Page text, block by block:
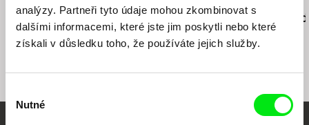
analýzy. Partneři tyto údaje mohou zkombinovat s
dalšími informacemi, které jste jim poskytli nebo které
získali v důsledku toho, že používáte jejich služby.
souhlasu
Nutné
Rob Lemkin
Nepřátelé národa
Tomáš Rafa
People Who Came To
Power
Peter Kerekes
Jak se vaří